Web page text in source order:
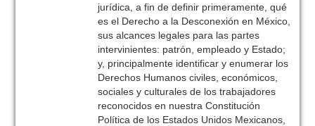
jurídica, a fin de definir primeramente, qué
es el Derecho a la Desconexión en México,
sus alcances legales para las partes
intervinientes: patrón, empleado y Estado;
y, principalmente identificar y enumerar los
Derechos Humanos civiles, económicos,
sociales y culturales de los trabajadores
reconocidos en nuestra Constitución
Política de los Estados Unidos Mexicanos,